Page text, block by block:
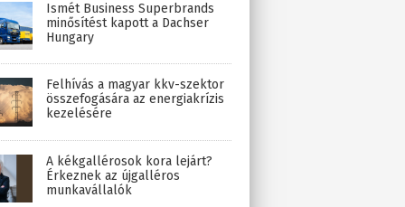
Ismét Business Superbrands
minősítést kapott a Dachser
Hungary
Felhívás a magyar kkv-szektor
összefogására az energiakrízis
kezelésére
A kékgallérosok kora lejárt?
Érkeznek az újgalléros
munkavállalók